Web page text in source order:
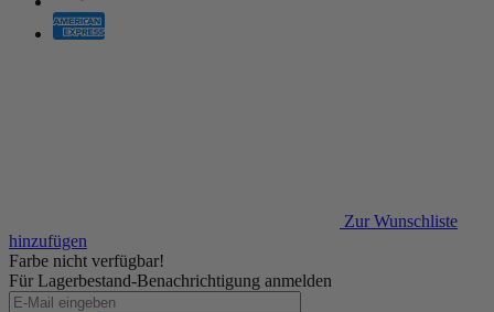
Zur Wunschliste
hinzufügen
Farbe nicht verfügbar!
Für Lagerbestand-Benachrichtigung anmelden